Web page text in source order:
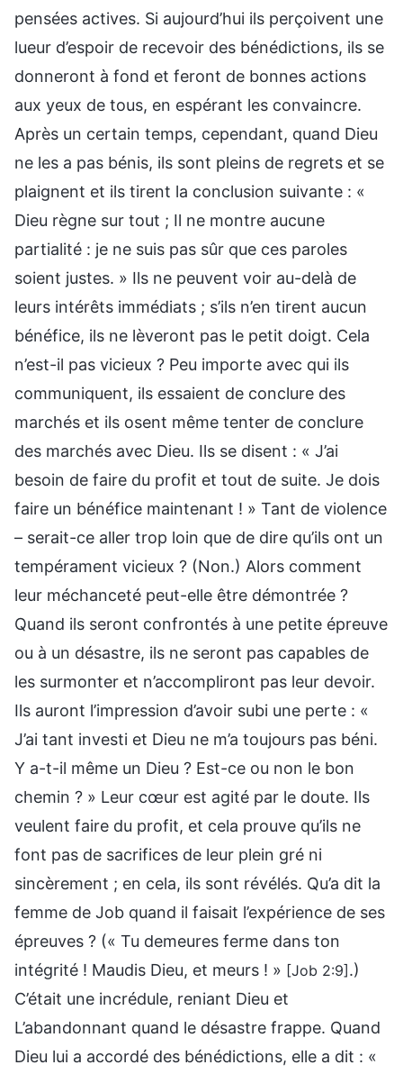
pensées actives. Si aujourd’hui ils perçoivent une
lueur d’espoir de recevoir des bénédictions, ils se
donneront à fond et feront de bonnes actions
aux yeux de tous, en espérant les convaincre.
Après un certain temps, cependant, quand Dieu
ne les a pas bénis, ils sont pleins de regrets et se
plaignent et ils tirent la conclusion suivante : «
Dieu règne sur tout ; Il ne montre aucune
partialité : je ne suis pas sûr que ces paroles
soient justes. » Ils ne peuvent voir au-delà de
leurs intérêts immédiats ; s’ils n’en tirent aucun
bénéfice, ils ne lèveront pas le petit doigt. Cela
n’est-il pas vicieux ? Peu importe avec qui ils
communiquent, ils essaient de conclure des
marchés et ils osent même tenter de conclure
des marchés avec Dieu. Ils se disent : « J’ai
besoin de faire du profit et tout de suite. Je dois
faire un bénéfice maintenant ! » Tant de violence
– serait-ce aller trop loin que de dire qu’ils ont un
tempérament vicieux ? (Non.) Alors comment
leur méchanceté peut-elle être démontrée ?
Quand ils seront confrontés à une petite épreuve
ou à un désastre, ils ne seront pas capables de
les surmonter et n’accompliront pas leur devoir.
Ils auront l’impression d’avoir subi une perte : «
J’ai tant investi et Dieu ne m’a toujours pas béni.
Y a-t-il même un Dieu ? Est-ce ou non le bon
chemin ? » Leur cœur est agité par le doute. Ils
veulent faire du profit, et cela prouve qu’ils ne
font pas de sacrifices de leur plein gré ni
sincèrement ; en cela, ils sont révélés. Qu’a dit la
femme de Job quand il faisait l’expérience de ses
épreuves ? (« Tu demeures ferme dans ton
intégrité ! Maudis Dieu, et meurs ! » [Job 2:9].)
C’était une incrédule, reniant Dieu et
L’abandonnant quand le désastre frappe. Quand
Dieu lui a accordé des bénédictions, elle a dit : «